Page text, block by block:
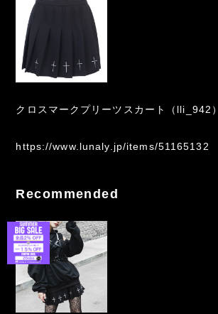
クロスマークプリーツスカート（lli_942）
https://www.lunaly.jp/items/51165132
Recommended